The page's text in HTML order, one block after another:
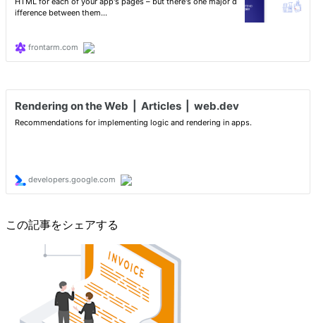
この記事をシェアする